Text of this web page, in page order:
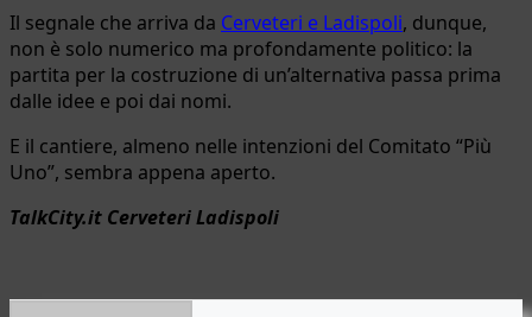
Il segnale che arriva da Cerveteri e Ladispoli, dunque,
non è solo numerico ma profondamente politico: la
partita per la costruzione di un’alternativa passa prima
dalle idee e poi dai nomi.
E il cantiere, almeno nelle intenzioni del Comitato “Più
Uno”, sembra appena aperto.
TalkCity.it Cerveteri Ladispoli